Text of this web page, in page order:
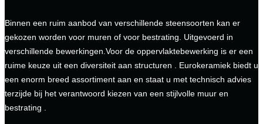
Binnen een ruim aanbod van verschillende steensoorten kan er
gekozen worden voor muren of voor bestrating. Uitgevoerd in
verschillende bewerkingen.Voor de oppervlaktebewerking is er een
ruime keuze uit een diversiteit aan structuren . Eurokeramiek biedt u
een enorm breed assortiment aan en staat u met technisch advies
terzijde bij het verantwoord kiezen van een stijlvolle muur en
bestrating .